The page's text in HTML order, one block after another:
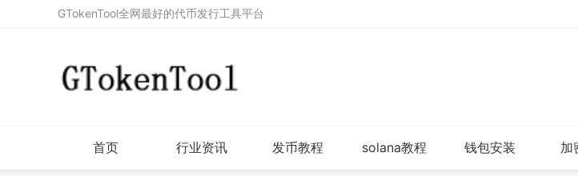
GTokenTool全网最好的代币发行工具平台
首页 行业资讯 发币教程 solana教程 钱包安装 加